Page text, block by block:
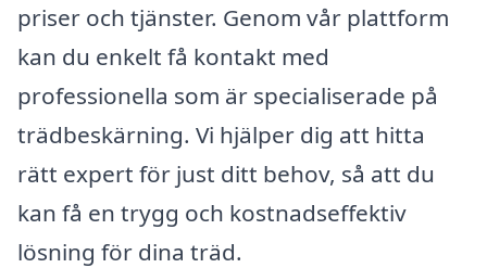
priser och tjänster. Genom vår plattform
kan du enkelt få kontakt med
professionella som är specialiserade på
trädbeskärning. Vi hjälper dig att hitta
rätt expert för just ditt behov, så att du
kan få en trygg och kostnadseffektiv
lösning för dina träd.